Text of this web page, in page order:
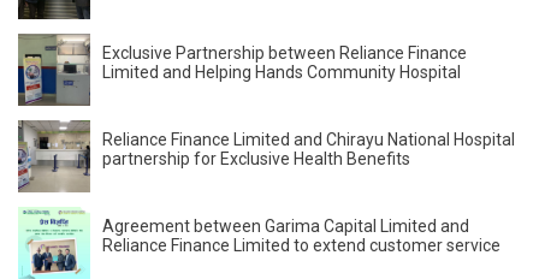
Exclusive Partnership between Reliance Finance
Limited and Helping Hands Community Hospital
Reliance Finance Limited and Chirayu National Hospital
partnership for Exclusive Health Benefits
Agreement between Garima Capital Limited and
Reliance Finance Limited to extend customer service